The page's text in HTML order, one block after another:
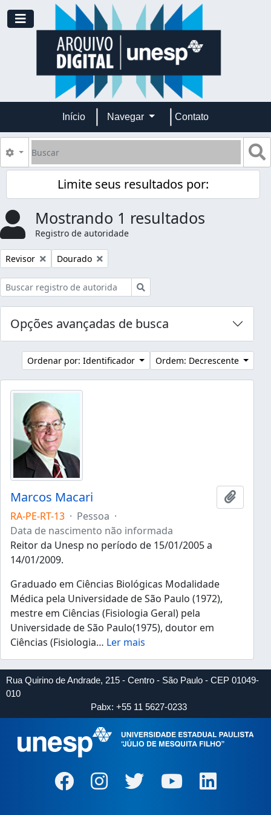
Skip to main content
Toggle navigation
Início Navegar Contato
Buscar
Opções de busca
Limite seus resultados por:
Mostrando 1 resultados
Registro de autoridade
Remover filtro:
Revisor Remover filtro:
Dourado
Opções avançadas de busca
Ordenar por: Identificador Ordem: Decrescente
Marcos Macari
RA-PE-RT-13 · Pessoa ·
Data de nascimento não informada
Reitor da Unesp no período de 15/01/2005 a
14/01/2009.
Graduado em Ciências Biológicas Modalidade
Médica pela Universidade de São Paulo (1972),
mestre em Ciências (Fisiologia Geral) pela
Universidade de São Paulo(1975), doutor em
Ciências (Fisiologia… Ler mais
Rua Quirino de Andrade, 215 - Centro - São Paulo - CEP 01049-
010
Pabx: +55 11 5627-0233